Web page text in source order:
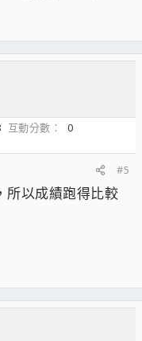
互動分數
0
#5
所以成績跑得比較